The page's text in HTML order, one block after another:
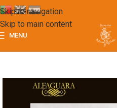
Skip to navigation
Skip to main content
MENU